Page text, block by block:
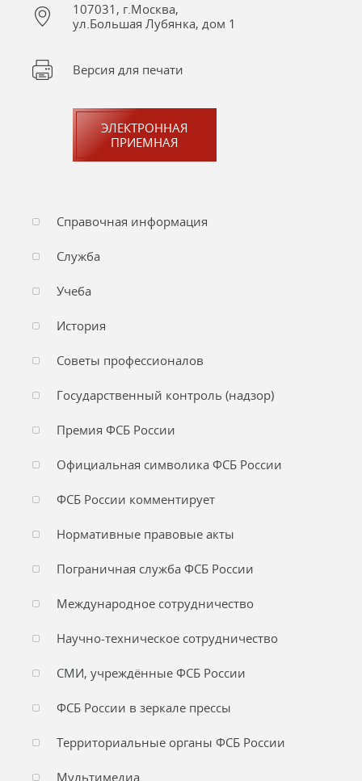
107031, г.Москва,
ул.Большая Лубянка, дом 1
Версия для печати
ЭЛЕКТРОННАЯ
ПРИЕМНАЯ
Справочная информация
Служба
Учеба
История
Советы профессионалов
Государственный контроль (надзор)
Премия ФСБ России
Официальная символика ФСБ России
ФСБ России комментирует
Нормативные правовые акты
Пограничная служба ФСБ России
Международное сотрудничество
Научно-техническое сотрудничество
СМИ, учреждённые ФСБ России
ФСБ России в зеркале прессы
Территориальные органы ФСБ России
Мультимедиа